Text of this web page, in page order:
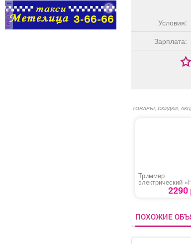
реклама
Условия:
Зарплата:
ТОВАРЫ, СКИДКИ,
Триммер
электрический
Get-400» 2290
ПОХОЖИЕ